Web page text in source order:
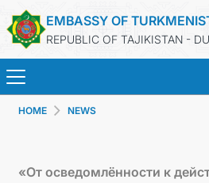
EMBASSY OF
REPUBLIC OF TAJIKISTAN -
HOME NEWS
«От осведомлённости к